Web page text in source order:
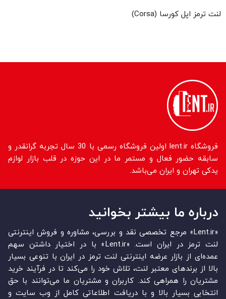
لنت ترمز اپل کورسا (Corsa)
فروشگاه lent.ir اولین فروشگاه رسمی با 30 سال تجربه گرانقدر و
سابقه حضور فعال و مستمر ما در این حوزه در قلب بازار لوازم
یدکی تهران و ایران می‌باشد.
درباره ما بیشتر بخوانید
«Lent.ir» مرجع تخصصی نقد و بررسی، مشاوره و فروش اینترنتی
لنت ترمز در ایران است. «Lent.ir» با در اختیار داشتن سهم
عمده‏‌ای از بازار عرضه اینترنتی لنت ترمز در ایران با تنوعی بسیار
بالا از برندهای معتبر لنت، تلاش خود را می‌‏‏کند تا در فرآیند خرید
مشتریان را همراهی کند. کاربران و مشتریان ما می‏‏‌توانند با حق
انتخابی بسیار بالا و با دریافت اطلاعاتی کامل از وب سایت و